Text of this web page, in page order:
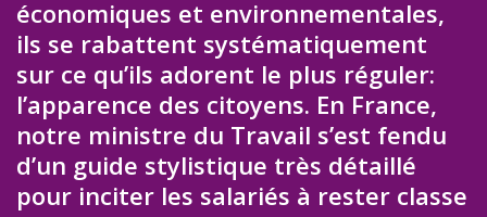
économiques et environnementales,
ils se rabattent systématiquement
sur ce qu’ils adorent le plus réguler:
l’apparence des citoyens. En France,
notre ministre du Travail s’est fendu
d’un guide stylistique très détaillé
pour inciter les salariés à rester classe